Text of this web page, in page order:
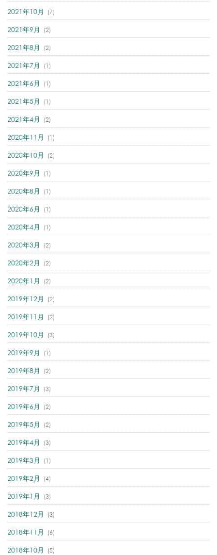
2021年10月 (7)
2021年9月 (2)
2021年8月 (2)
2021年7月 (1)
2021年6月 (1)
2021年5月 (1)
2021年4月 (2)
2020年11月 (1)
2020年10月 (2)
2020年9月 (1)
2020年8月 (1)
2020年6月 (1)
2020年4月 (1)
2020年3月 (2)
2020年2月 (2)
2020年1月 (2)
2019年12月 (2)
2019年11月 (2)
2019年10月 (3)
2019年9月 (1)
2019年8月 (2)
2019年7月 (3)
2019年6月 (2)
2019年5月 (2)
2019年4月 (3)
2019年3月 (1)
2019年2月 (4)
2019年1月 (3)
2018年12月 (3)
2018年11月 (6)
2018年10月 (5)